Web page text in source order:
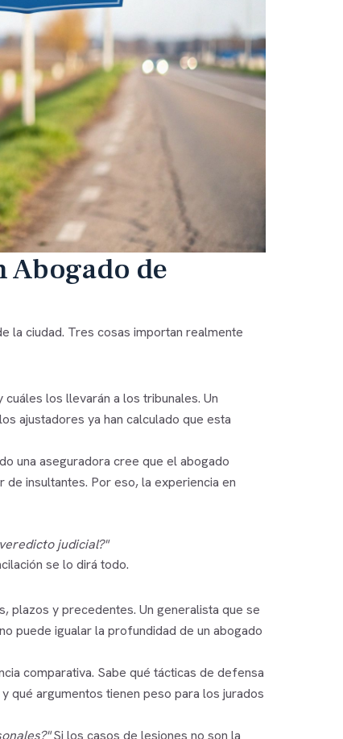
Abogado de
la ciudad. Tres cosas importan realmente
los llevarán a los tribunales. Un
ajustadores ya han calculado que esta
una aseguradora cree que el abogado
insultantes. Por eso, la experiencia en
judicial?"
se lo dirá todo.
plazos y precedentes. Un generalista que se
puede igualar la profundidad de un abogado
comparativa. Sabe qué tácticas de defensa
qué argumentos tienen peso para los jurados
Si los casos de lesiones no son la